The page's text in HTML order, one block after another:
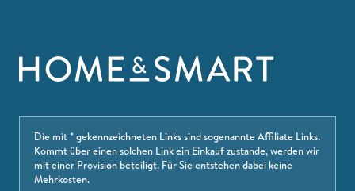
Die mit * gekennzeichneten Links sind sogenannte Affiliate Links.
Kommt über einen solchen Link ein Einkauf zustande, werden wir
mit einer Provision beteiligt. Für Sie entstehen dabei keine
Mehrkosten.